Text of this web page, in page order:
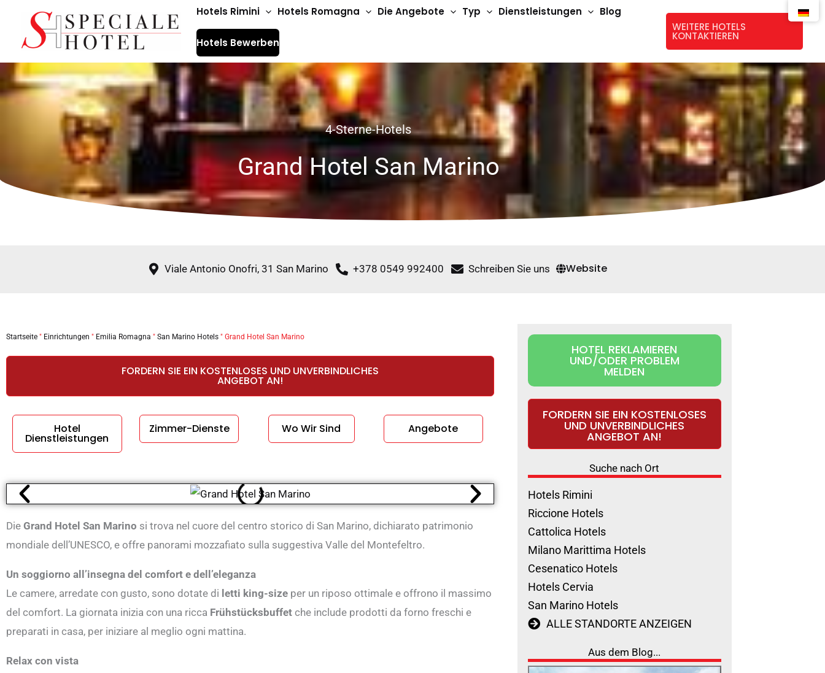
springen
Hotels Rimini Hotels Romagna Die Angebote Typ Dienstleistungen Blog
Hotels Bewerben
WEITERE HOTELS
KONTAKTIEREN
4-Sterne-Hotels
Grand Hotel San Marino
Viale Antonio Onofri, 31 San Marino +378 0549 992400 Schreiben Sie uns Website
Startseite " Einrichtungen " Emilia Romagna " San Marino Hotels " Grand Hotel San Marino
FORDERN SIE EIN KOSTENLOSES UND UNVERBINDLICHES
ANGEBOT AN!
Hotel
Dienstleistungen
Zimmer-Dienste Wo Wir Sind Angebote
Die Grand Hotel San Marino si trova nel cuore del centro storico di San Marino, dichiarato patrimonio
mondiale dell’UNESCO, e offre panorami mozzafiato sulla suggestiva Valle del Montefeltro.
Un soggiorno all’insegna del comfort e dell’eleganza
Le camere, arredate con gusto, sono dotate di letti king-size per un riposo ottimale e offrono il massimo
del comfort. La giornata inizia con una ricca Frühstücksbuffet che include prodotti da forno freschi e
preparati in casa, per iniziare al meglio ogni mattina.
Relax con vista
HOTEL REKLAMIEREN
UND/ODER PROBLEM
MELDEN
FORDERN SIE EIN KOSTENLOSES
UND UNVERBINDLICHES
ANGEBOT AN!
Suche nach Ort
Hotels Rimini
Riccione Hotels
Cattolica Hotels
Milano Marittima Hotels
Cesenatico Hotels
Hotels Cervia
San Marino Hotels
ALLE STANDORTE ANZEIGEN
Aus dem Blog...